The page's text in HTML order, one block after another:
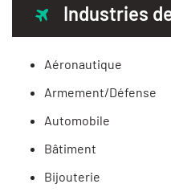
Industries
Aéronautique
Armement/Défense
Automobile
Bâtiment
Bijouterie